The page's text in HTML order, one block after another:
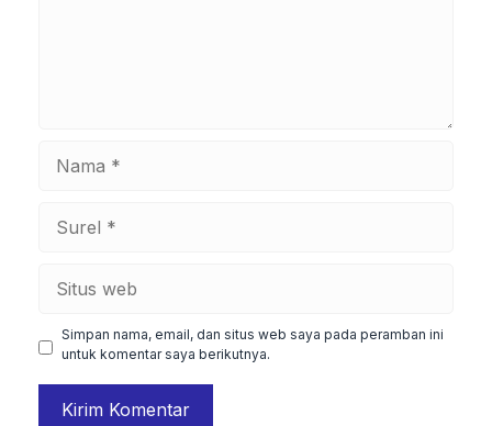
Simpan nama, email, dan situs web saya pada peramban ini
untuk komentar saya berikutnya.